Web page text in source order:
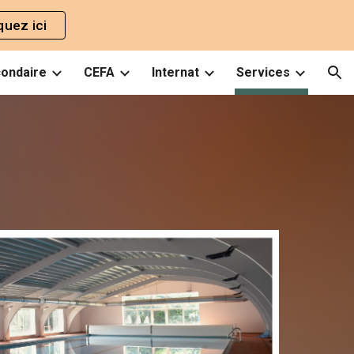
ici
CEFA Internat Services